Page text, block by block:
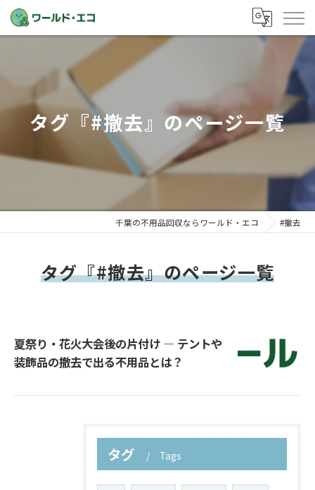
タグ『#撤去』のページ一覧
千葉の不用品回収ならワールド・エコ #撤去
タグ『#撤去』のページ一覧
夏祭り・花火大会後の片付け ― テントや
装飾品の撤去で出る不用品とは？
タグ Tags